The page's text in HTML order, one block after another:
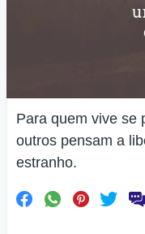
Para quem vive se
outros pensam a
estranho.